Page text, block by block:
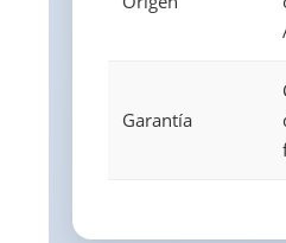
Garantía